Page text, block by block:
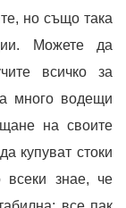
но също така
Можете да
всичко за
много водещи
на своите
купуват стоки
всеки знае, че